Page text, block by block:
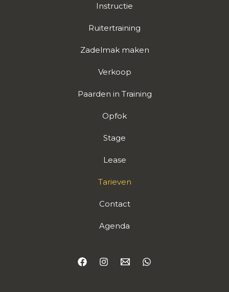
Instructie
Ruitertraining
Zadelmak maken
Verkoop
Paarden in Training
Opfok
Stage
Lease
Tarieven
Contact
Agenda